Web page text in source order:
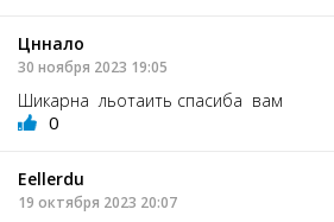
Цннало
30 ноября 2023 19:05
Шикарна льотаить спасиба вам
0
Eellerdu
19 октября 2023 20:07